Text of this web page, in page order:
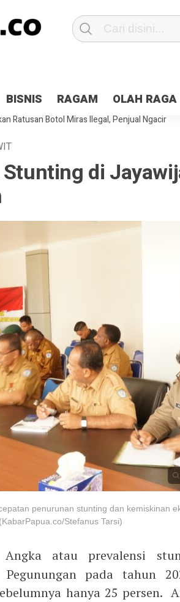
BISNIS RAGAM OLAH RAGA
jam di Kota Jayapura
Pesan Sejuk
Terbakar
Hibah Pilkada Jayapura Cair 10
Ratusan Botol Miras Ilegal, Penjual Ngacir
di
penurunan stunting dan kemiskinan
Stefanus Tarsi)
atau prevalensi
Pegunungan pada tahun
hanya 25 persen.